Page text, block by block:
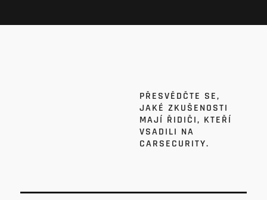
PŘESVĚDČTE SE,
JAKÉ ZKUŠENOSTI
MAJÍ ŘIDIČI, KTEŘÍ
VSADILI NA
CARSECURITY.